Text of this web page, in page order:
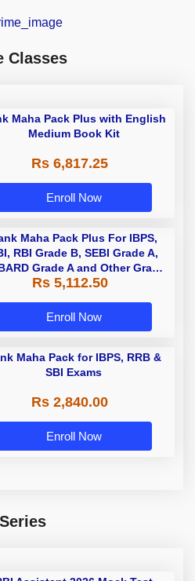
Classes
Maha Pack Plus with English
Medium Book Kit
Rs 6,817.25
Enroll Now
Maha Pack Plus For IBPS,
RBI Grade B, SEBI Grade A,
Grade A and Other Grade
A & Grade B Bank Exams
Rs 5,112.50
Enroll Now
Maha Pack for IBPS, RRB &
SBI Exams
Rs 2,840.00
Enroll Now